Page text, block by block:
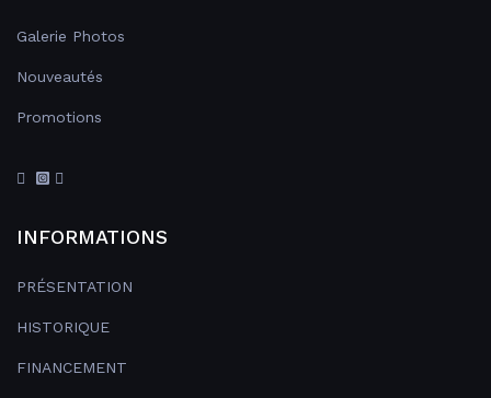
Galerie Photos
Nouveautés
Promotions
INFORMATIONS
PRÉSENTATION
HISTORIQUE
FINANCEMENT